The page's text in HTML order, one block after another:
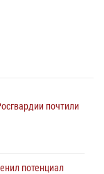
почтили
потенциал